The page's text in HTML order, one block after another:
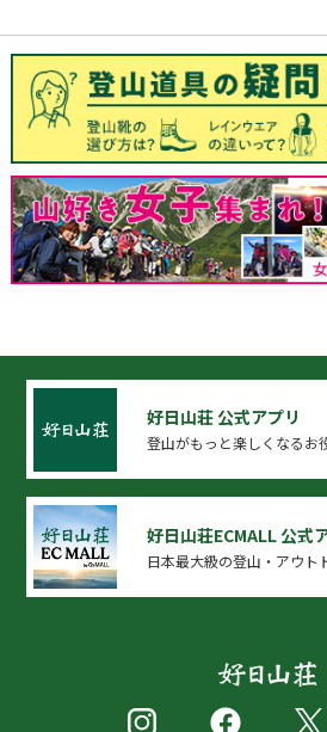
好日山荘 公式アプリ
登山がもっと楽しくなるお
好日山荘ECMALL 公式
日本最大級の登山・アウト